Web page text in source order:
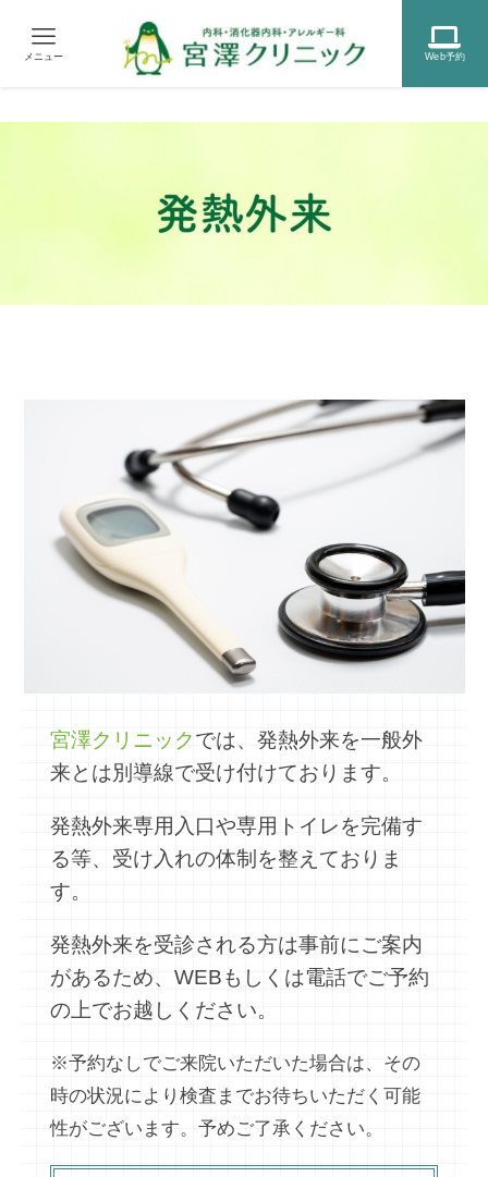
Web予約
メニュー
宮澤クリニックでは、発熱外来を一般外
来とは別導線で受け付けております。
発熱外来専用入口や専用トイレを完備す
る等、受け入れの体制を整えておりま
す。
発熱外来を受診される方は事前にご案内
があるため、WEBもしくは電話でご予約
の上でお越しください。
※予約なしでご来院いただいた場合は、その
時の状況により検査までお待ちいただく可能
性がございます。予めご了承ください。